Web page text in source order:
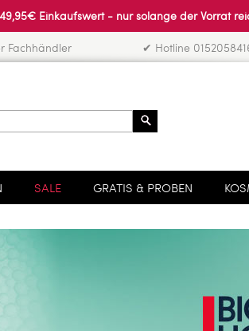
Einkaufswert - nur solange der Vorrat
Fachhändler ✔ Hotline
SALE GRATIS & PROBEN